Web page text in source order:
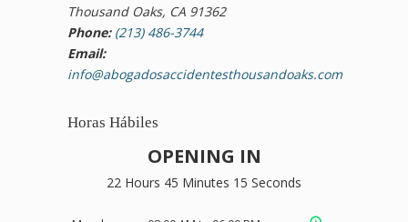
Thousand Oaks, CA 91362
Phone: (213) 486-3744
Email:
info@abogadosaccidentesthousandoaks.com
Horas Hábiles
OPENING IN
22 Hours 45 Minutes 14 Seconds